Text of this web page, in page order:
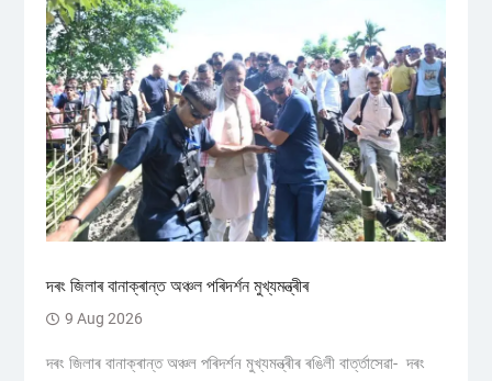
দৰং জিলাৰ বানাক্ৰান্ত অঞ্চল পৰিদৰ্শন মুখ্যমন্ত্ৰীৰ
9 Aug 2026
দৰং জিলাৰ বানাক্ৰান্ত অঞ্চল পৰিদৰ্শন মুখ্যমন্ত্ৰীৰ ৰঙিলী বাৰ্ত্তাসেৱা- দৰং